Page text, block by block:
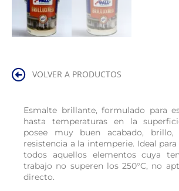
VOLVER A PRODUCTOS
Esmalte brillante, formulado para
hasta temperaturas en la
posee muy buen acabado, brillo,
resistencia a la intemperie. Ideal
todos aquellos elementos cuya
trabajo no superen los 250°C, no
directo.